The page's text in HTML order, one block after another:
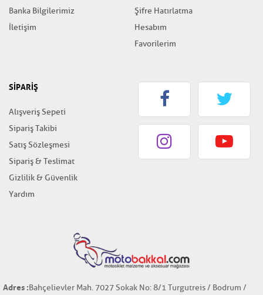
Banka Bilgilerimiz
İletişim
Şifre Hatırlatma
Hesabım
Favorilerim
SİPARİŞ
Alışveriş Sepeti
Sipariş Takibi
Satış Sözleşmesi
Sipariş & Teslimat
Gizlilik & Güvenlik
Yardım
Adres :Bahçelievler Mah. 7027 Sokak No: 8/1 Turgutreis / Bodrum /